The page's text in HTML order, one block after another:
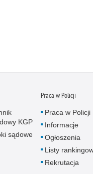
KGP
sądowe
Praca w Policji
Praca w Policji
Informacje
Ogłoszenia
Listy
Rekrutacja